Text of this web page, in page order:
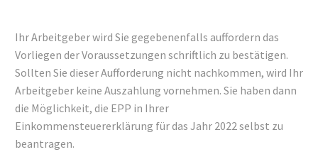
Ihr Arbeitgeber wird Sie gegebenenfalls auffordern das
Vorliegen der Voraussetzungen schriftlich zu bestätigen.
Sollten Sie dieser Aufforderung nicht nachkommen, wird Ihr
Arbeitgeber keine Auszahlung vornehmen. Sie haben dann
die Möglichkeit, die EPP in Ihrer
Einkommensteuererklärung für das Jahr 2022 selbst zu
beantragen.